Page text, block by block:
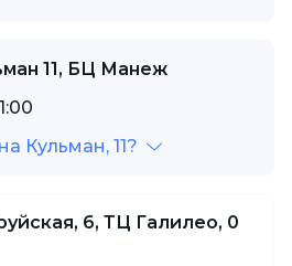
11, БЦ Манеж
Кульман, 11?
6, ТЦ Галилео, 0